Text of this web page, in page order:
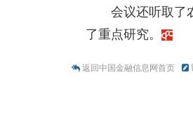
会议还听取了
了重点研究。
返回中国金融信息网首页